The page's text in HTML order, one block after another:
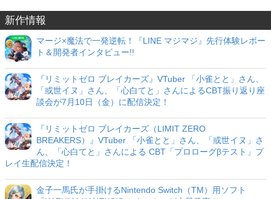
新作情報
マージ×魔法で一発逆転！『LINE マジマジ』先行体験レポー
ト＆開発者インタビュー!!
『リミットゼロ ブレイカーズ』VTuber 「小雀とと」さん、
「或世イヌ」さん、「心白てと」さんによるCBT振り返り座
談会が7月10日（金）に配信決定！
『リミットゼロ ブレイカーズ（LIMIT ZERO
BREAKERS）』VTuber 「小雀とと」さん、「或世イヌ」さ
ん、「心白てと」さんによる CBT「プロローグβテスト」プ
レイ生配信決定！
金子一馬氏が手掛けるNintendo Switch（TM）用ソフト